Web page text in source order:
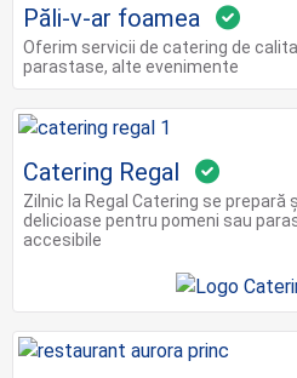
Păli-v-ar foamea
Oferim servicii de catering de
parastase, alte evenimente
Catering Regal
Zilnic la Regal Catering se prepară
delicioase pentru pomeni sau
accesibile